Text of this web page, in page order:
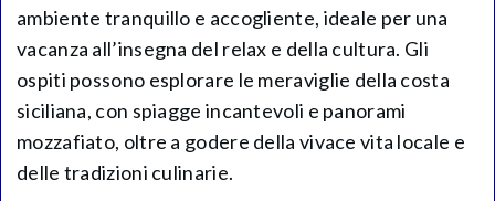
ambiente tranquillo e accogliente, ideale per una
vacanza all’insegna del relax e della cultura. Gli
ospiti possono esplorare le meraviglie della costa
siciliana, con spiagge incantevoli e panorami
mozzafiato, oltre a godere della vivace vita locale e
delle tradizioni culinarie.